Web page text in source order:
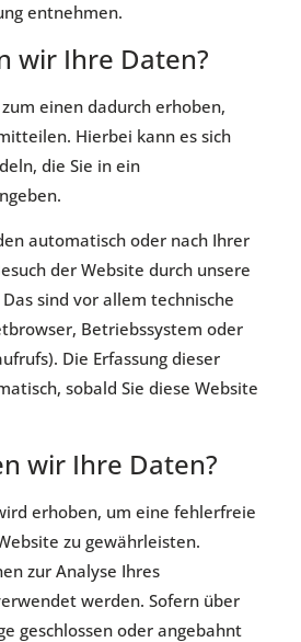
entnehmen.
wir Ihre Daten?
einen dadurch erhoben,
Hierbei kann es sich
die Sie in ein
automatisch oder nach Ihrer
der Website durch unsere
sind vor allem technische
Betriebssystem oder
Die Erfassung dieser
sobald Sie diese Website
wir Ihre Daten?
erhoben, um eine fehlerfreie
zu gewährleisten.
zur Analyse Ihres
werden. Sofern über
geschlossen oder angebahnt